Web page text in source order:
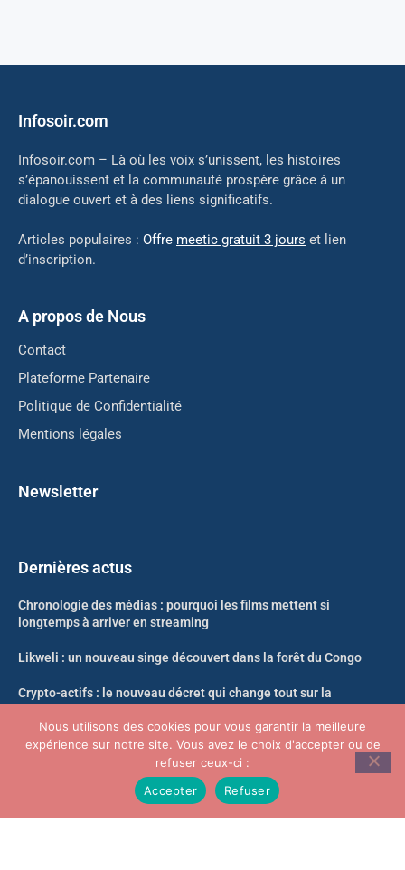
Infosoir.com
Infosoir.com – Là où les voix s’unissent, les histoires
s’épanouissent et la communauté prospère grâce à un
dialogue ouvert et à des liens significatifs.
Articles populaires : Offre meetic gratuit 3 jours et lien
d’inscription.
A propos de Nous
Contact
Plateforme Partenaire
Politique de Confidentialité
Mentions légales
Newsletter
Dernières actus
Chronologie des médias : pourquoi les films mettent si
longtemps à arriver en streaming
Likweli : un nouveau singe découvert dans la forêt du Congo
Crypto-actifs : le nouveau décret qui change tout sur la
Neko-Sama nouvelle adresse Août 2026
Nous utilisons des cookies pour vous garantir la meilleure
expérience sur notre site. Vous avez le choix d'accepter ou de
refuser ceux-ci :
Accepter
Refuser